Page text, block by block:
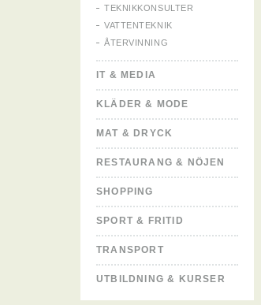
TEKNIKKONSULTER
VATTENTEKNIK
ÅTERVINNING
IT & MEDIA
KLÄDER & MODE
MAT & DRYCK
RESTAURANG & NÖJEN
SHOPPING
SPORT & FRITID
TRANSPORT
UTBILDNING & KURSER